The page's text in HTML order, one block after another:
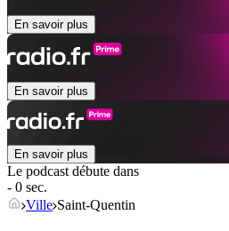
En savoir plus
En savoir plus
En savoir plus
Le podcast débute dans
- 0 sec.
Ville Saint-Quentin